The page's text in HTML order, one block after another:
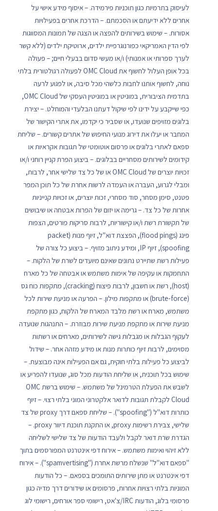
לעיסוק בתרמיות כגון תוכניות פירמידה. – איסוף מידע אישי על
אחרים ללא ידיעתם או הסכמתם. – הדרכת אחרים בפעילויות
אסורות. – שימוש בשירותים להפצה או הצגה של תמונות המסווגות
לפי הדין האמריקאי כפורנוגרפיית ילדים, ארוטיקת ילדים (ללא קשר
לערך ספרותי או אמנותי) ו/או מעשי סדום בבעלי חיים; – פעולה
בכל אופן העלול לחשוף את OMC Cloud לפעולה רגולטורית בלתי
נוחה, לחשוף אותנו לחבות כלשהי מכל סיבה, או לפגוע לרעה
בתדמית הציבורית, במוניטין או במוניטין העסקי של OMC Cloud,
כפי שייקבע על ידינו לפי שיקול דעתנו הבלעדי והמוחלט. – יצירת
בלוגים מזויפים שנועדו, או שסביר כי יקדמו, את אתרי הקישור של
המחבר או יעלו את דירוג מנועי החיפוש של אתרים קשורים. – שליחת
ספאם לאתרי בלוגים או פרסום אוטומטי של תגובות אקראיות או
קידומים לשירותים מסחריים בבלוגים. – ביצוע הפרת קניין רוחני ו/או
זכויות יוצרים של OMC Cloud או של כל צד שלישי אחר, לרבות,
ומבלי לגרוע, העברה או העמדה לרשות אחרת של כל תוכן המפר
פטנט, סימן מסחר, סוד מסחרי, זכות יוצרים, או זכויות קנייניות
אחרות של כל צד. – גרימה או יזום של הפרות אבטחה או שיבושים
של תקשורת רשת ו/או קישוריות, לרבות סריקות פורטים, הצפות
פינג (flood pings), הפצצת דוא"ל, זיוף מנות (packet
spoofing), זיוף IP, ומידע ניתוב מזויף. – ביצוע כל צורה של
פעילות רשת שתיירט נתונים שאינם מיועדים לשרת של הלקוח. –
התחמקות או עקיפה של אימות משתמש או אבטחה של כל מארח
(host), רשת או חשבון, לרבות פיצוח (cracking), מתקפות כוח גס
(brute-force) או מתקפות מילון. – הפרעה או מניעת שירות לכל
משתמש, מארח או רשת מלבד המארח של הלקוח, כגון מתקפת
מניעת שירות או מתקפת מניעת שירות מבוזרת. – התנהגות שנועדה
לעקוף הגבלות או מגבלות גישה לשירותים, מארחים או רשתות
מסוימים, לרבות זיוף כותרות מנות או מידע מזהה אחר. – שידול
לביצוע כל פעילות בלתי חוקית, גם אם הפעילות אינה מבוצעת. –
שימוש בכל תוכנית, או שליחת הודעות מכל סוג, שנועדו להפריע או
לשבש את הפעלת הטרמינל של משתמש. – שימוש ברשת OMC
Cloud לקבלת תגובות לדואר אלקטרוני המוני בלתי רצוי. – זיוף
כותרות דוא"ל ("spoofing"). – שליחת ספאם דרך proxy של צד
שלישי, צבירת רשימות proxy, או התקנת תוכנת דיוור proxy. –
הגדרת שרת דואר לקבל ולעבד הודעות של צד שלישי לשליחה
ללא זיהוי ואימות משתמש. – אירוח דפי אינטרנט המפורסמים בתוך
"ספאם דוא"ל" שנשלח מרשת אחרת ("spamvertising"). – אירוח
דפי אינטרנט או מתן שירותים התומכים בספאם. – כל הודעות
המוניות בלתי רצויות אחרות, פרסומים או שידורים דרך מדיה כגון
פרסומי בלוג, הודעות IRC/צ'אט, רישומי ספר אורחים, רישומי לוג